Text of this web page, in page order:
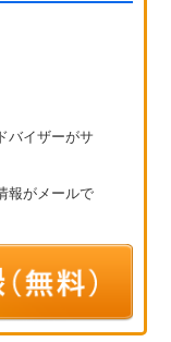
バイザーがサ
報がメールで